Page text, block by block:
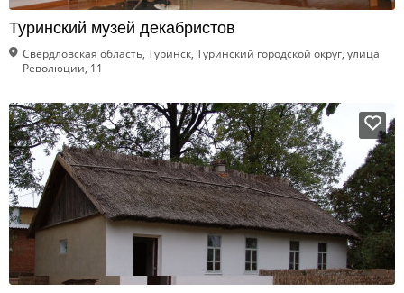
Туринский музей декабристов
Свердловская область, Туринск, Туринский городской округ, улица
Революции, 11